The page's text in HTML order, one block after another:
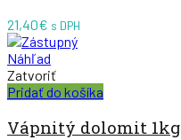
21,40€ s DPH
Náhľad
Zatvoriť
Pridať do košíka
Vápnitý dolomit 1kg